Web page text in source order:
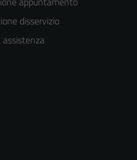
disservizio
assistenza